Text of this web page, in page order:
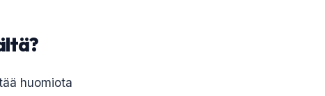
huomiota